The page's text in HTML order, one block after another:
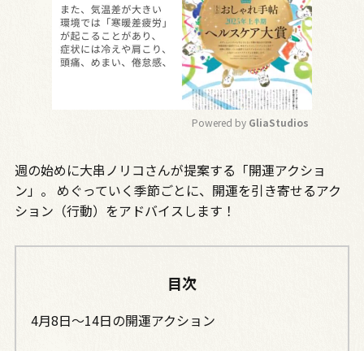
u
t
Powered by GliaStudios
週の始めに大串ノリコさんが提案する「開運アクショ
ン」。 めぐっていく季節ごとに、開運を引き寄せるアク
ション（行動）をアドバイスします！
目次
4月8日～14日の開運アクション